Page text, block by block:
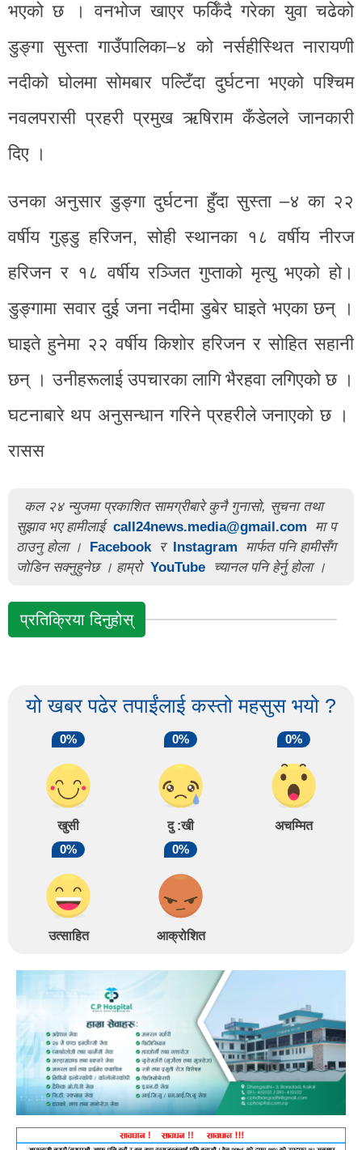
भएको छ । वनभोज खाएर फर्किँदै गरेका युवा चढेको
डुङ्गा सुस्ता गाउँपालिका–४ को नर्सहीस्थित नारायणी
नदीको घोलमा सोमबार पल्टिँदा दुर्घटना भएको पश्चिम
नवलपरासी प्रहरी प्रमुख ऋषिराम कँडेलले जानकारी
दिए ।
उनका अनुसार डुङ्गा दुर्घटना हुँदा सुस्ता –४ का २२
वर्षीय गुड्डु हरिजन, सोही स्थानका १८ वर्षीय नीरज
हरिजन र १८ वर्षीय रञ्जित गुप्ताको मृत्यु भएको हो।
डुङ्गामा सवार दुई जना नदीमा डुबेर घाइते भएका छन् ।
घाइते हुनेमा २२ वर्षीय किशोर हरिजन र सोहित सहानी
छन् । उनीहरूलाई उपचारका लागि भैरहवा लगिएको छ ।
घटनाबारे थप अनुसन्धान गरिने प्रहरीले जनाएको छ ।
रासस
कल २४ न्युजमा प्रकाशित सामग्रीबारे कुनै गुनासो, सुचना तथा
सुझाव भए हामीलाई call24news.media@gmail.com
मा प
ठाउनु होला ।
Facebook र Instagram
मार्फत पनि हामीसँग
जोडिन सक्नुहुनेछ । हाम्रो YouTube च्यानल पनि हेर्नु होला ।
प्रतिक्रिया दिनुहोस्
यो खबर पढेर तपाईंलाई कस्तो महसुस भयो ?
0%
खुसी
0%
दु :खी
0%
अचम्मित
0%
उत्साहित
0%
आक्रोशित